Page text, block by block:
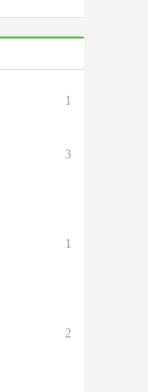
1
3
1
2